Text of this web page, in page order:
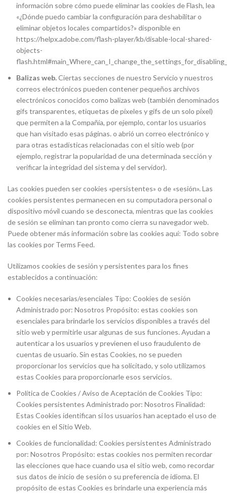
información sobre cómo puede eliminar las cookies de Flash, lea
«¿Dónde puedo cambiar la configuración para deshabilitar o
eliminar objetos locales compartidos?» disponible en
https://helpx.adobe.com/flash-player/kb/disable-local-shared-
objects-
Balizas web.Ciertas secciones de nuestro Servicio y nuestros
correos electrónicos pueden contener pequeños archivos
electrónicos conocidos como balizas web (también denominados
gifs transparentes, etiquetas de píxeles y gifs de un solo píxel)
que permiten a la Compañía, por ejemplo, contar los usuarios
que han visitado esas páginas. o abrió un correo electrónico y
para otras estadísticas relacionadas con el sitio web (por
ejemplo, registrar la popularidad de una determinada sección y
verificar la integridad del sistema y del servidor).
Las cookies pueden ser cookies «persistentes» o de «sesión». Las
cookies persistentes permanecen en su computadora personal o
dispositivo móvil cuando se desconecta, mientras que las cookies
de sesión se eliminan tan pronto como cierra su navegador web.
Puede obtener más información sobre las cookies aquí: Todo sobre
las cookies por Terms Feed.
Utilizamos cookies de sesión y persistentes para los fines
establecidos a continuación:
Cookies necesarias/esenciales Tipo: Cookies de sesión
Administrado por: Nosotros Propósito: estas cookies son
esenciales para brindarle los servicios disponibles a través del
sitio web y permitirle usar algunas de sus funciones. Ayudan a
autenticar a los usuarios y previenen el uso fraudulento de
cuentas de usuario. Sin estas Cookies, no se pueden
proporcionar los servicios que ha solicitado, y solo utilizamos
estas Cookies para proporcionarle esos servicios.
Política de Cookies / Aviso de Aceptación de Cookies Tipo:
Cookies persistentes Administrado por: Nosotros Finalidad:
Estas Cookies identifican si los usuarios han aceptado el uso de
cookies en el Sitio Web.
Cookies de funcionalidad: Cookies persistentes Administrado
por: Nosotros Propósito: estas cookies nos permiten recordar
las elecciones que hace cuando usa el sitio web, como recordar
sus datos de inicio de sesión o su preferencia de idioma. El
propósito de estas Cookies es brindarle una experiencia más